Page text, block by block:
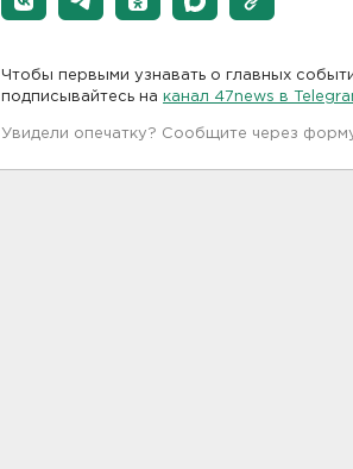
Чтобы первыми узнавать о главных
подписывайтесь на канал 47news в
Увидели опечатку? Сообщите через